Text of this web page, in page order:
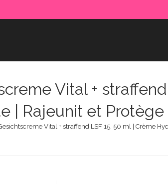
Vital +
| Rajeunit et
Vital + straffend LSF 15, 50 ml | Crème